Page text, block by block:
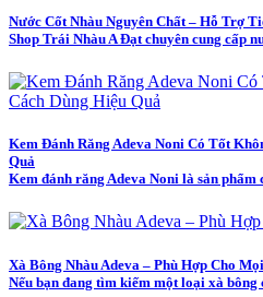
Nước Cốt Nhàu Nguyên Chất – Hỗ Trợ
Shop Trái Nhàu A Đạt chuyên cung cấp
Kem Đánh Răng Adeva Noni Có Tốt
Quả
Kem đánh răng Adeva Noni là sản phẩm
Xà Bông Nhàu Adeva – Phù Hợp Cho
Nếu bạn đang tìm kiếm một loại xà bông